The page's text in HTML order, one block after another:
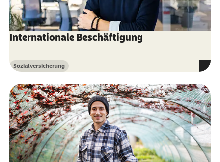
Internationale Beschäftigung
Kategorie
Sozialversicherung